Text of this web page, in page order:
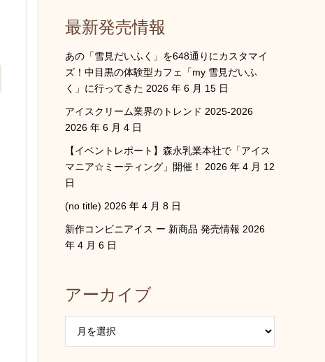
最新発売情報
あの「雪見だいふく」を648通りにカスタマイ
ズ！中目黒の体験型カフェ「my 雪見だいふ
く」に行ってきた 2026 年 6 月 15 日
アイスクリーム業界のトレンド 2025-2026
2026 年 6 月 4 日
【イベントレポート】森永乳業本社で「アイス
マニア☆ミーティング」開催！
2026 年 4 月 12
日
(no title) 2026 年 4 月 8 日
新作コンビニアイス ー 新商品 発売情報 2026
年 4 月 6 日
アーカイブ